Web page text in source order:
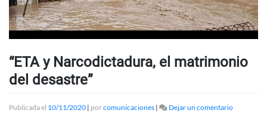
“ETA y Narcodictadura, el matrimonio
del desastre”
Publicada el 10/11/2020 | porcomunicaciones | Dejar un comentarioen